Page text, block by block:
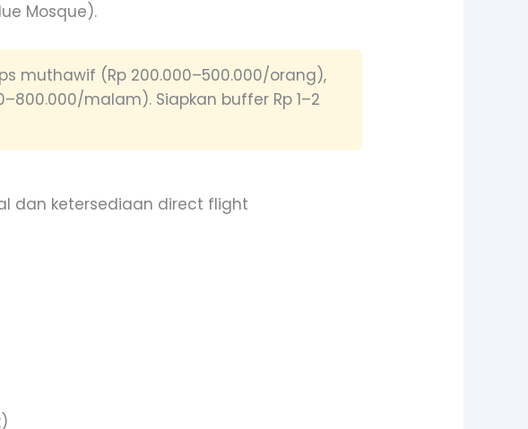
Mosque).
muthawif (Rp 200.000–500.000/orang),
malam). Siapkan buffer Rp 1–2
dan ketersediaan direct flight